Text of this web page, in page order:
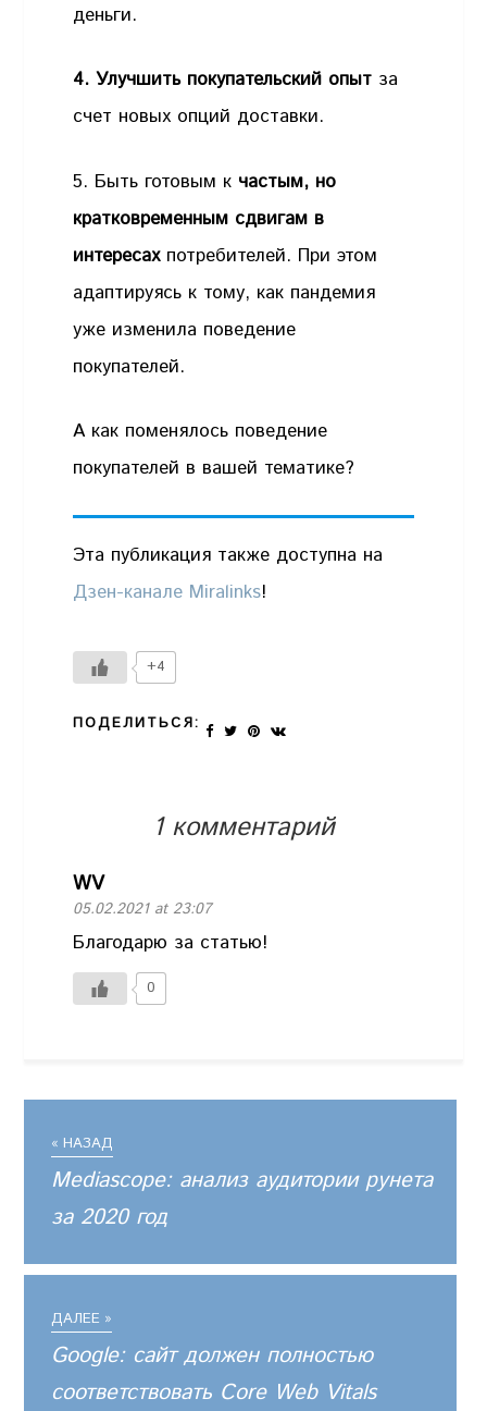
деньги.
4. Улучшить покупательский опыт за
счет новых опций доставки.
5. Быть готовым к частым, но
кратковременным сдвигам в
интересахпотребителей. При этом
адаптируясь к тому, как пандемия
уже изменила поведение
покупателей.
А как поменялось поведение
покупателей в вашей тематике?
Эта публикация также доступна на
Дзен-канале Miralinks!
+4
ПОДЕЛИТЬСЯ:
1 комментарий
WV
05.02.2021 at 23:07
Благодарю за статью!
0
« НАЗАД
Mediascope: анализ аудитории рунета
за 2020 год
ДАЛЕЕ »
Google: сайт должен полностью
соответствовать Core Web Vitals